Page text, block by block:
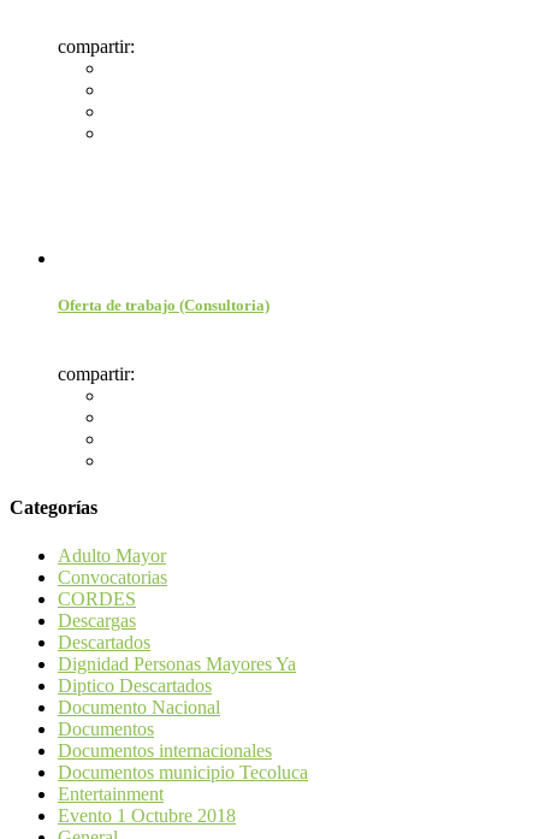
compartir:
Oferta de trabajo (Consultoria)
compartir:
Categorías
Adulto Mayor
Convocatorias
CORDES
Descargas
Descartados
Dignidad Personas Mayores Ya
Diptico Descartados
Documento Nacional
Documentos
Documentos internacionales
Documentos municipio Tecoluca
Entertainment
Evento 1 Octubre 2018